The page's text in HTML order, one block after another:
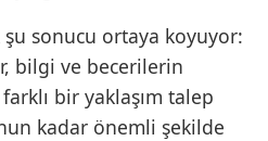
sonucu ortaya koyuyor:
bilgi ve becerilerin
bir yaklaşım talep
kadar önemli şekilde